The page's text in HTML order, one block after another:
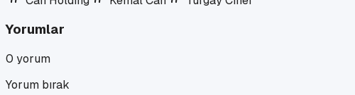
Yorumlar
0 yorum
Yorum bırak